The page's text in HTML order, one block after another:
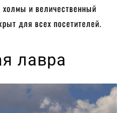
холмы и величественный
для всех посетителей.
лавра